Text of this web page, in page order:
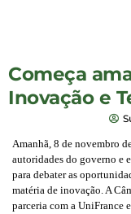
Começa
Inovação e
Amanhã, 8 de novembro
autoridades do governo e
para debater as
matéria de inovação. A
parceria com a UniFrance